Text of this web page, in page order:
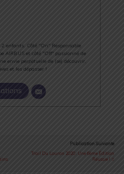
enfants. Côté "On" Responsable
AIRBUS et côté "Off" passionné de
envie perpétuelle de (se) découvrir,
et les dépasser !
Publication Suivante
Trail Du Louron 2020 : Une 6ème Édition
Réussie !